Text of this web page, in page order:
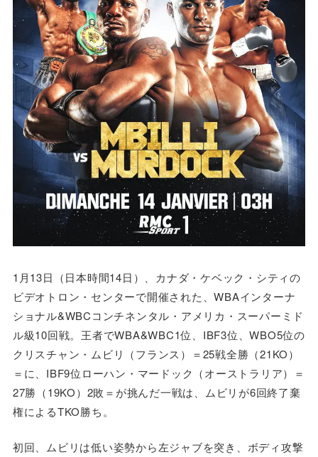
1月13日（日本時間14日）、カナダ・ケベック・シティの
ビデオトロン・センターで開催された、WBAインターナ
ショナル&WBCコンチネンタル・アメリカ・スーパーミド
ル級10回戦。王者でWBA&WBC1位、IBF3位、WBO5位の
クリスチャン・ムビリ（フランス）＝25戦全勝（21KO）
＝に、IBF9位ローハン・マードック（オーストラリア）＝
27勝（19KO）2敗＝が挑んだ一戦は、ムビリが6回終了棄
権によるTKO勝ち。
初回、ムビリは低い姿勢から左ジャブを突き、ボディ攻撃